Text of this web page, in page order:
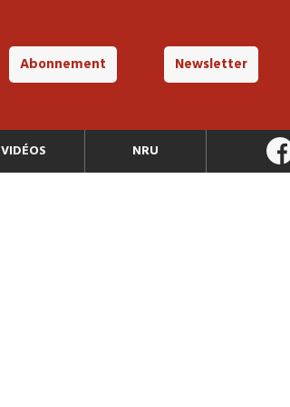
Abonnement Newsletter
VIDÉOS NRU